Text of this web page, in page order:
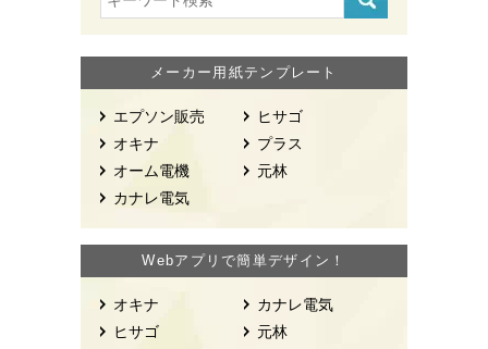
メーカー用紙テンプレート
エプソン販売
オキナ
オーム電機
カナレ電気
ヒサゴ
プラス
元林
Webアプリで簡単デザイン！
オキナ
ヒサゴ
カナレ電気
元林